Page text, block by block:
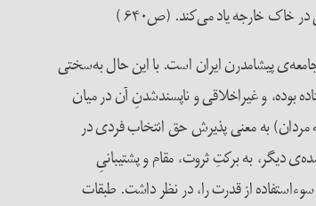
خاک خارجه یاد می‌کند. (ص۶۴۰ )
پیشامدرن ایران است. با این حال به‌سختی
بوده، و غیراخلاقی و ناپسندشدنِ آن در میان
مردان) به معنی پذیرش حق انتخاب فردی در
دیگر، به برکتِ ثروت، مقام و پشتیبانیِ
از قدرت را، در نظر داشت. طبقات